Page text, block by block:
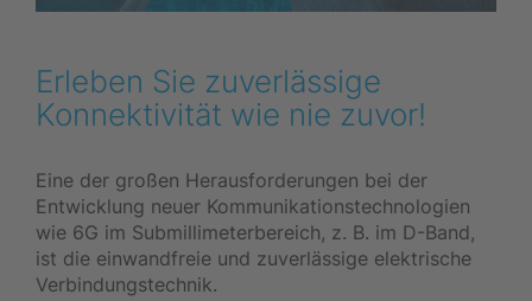
Erleben Sie zuverlässige
Konnektivität wie nie zuvor!
Eine der großen Herausforderungen bei der
Entwicklung neuer Kommunikationstechnologien
wie 6G im Submillimeterbereich, z. B. im D-Band,
ist die einwandfreie und zuverlässige elektrische
Verbindungstechnik.